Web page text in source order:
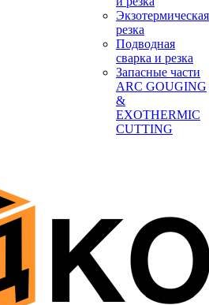
Экзотермическая
резка
Подводная
сварка и резка
Запасные части
ARC GOUGING
&
EXOTHERMIC
CUTTING